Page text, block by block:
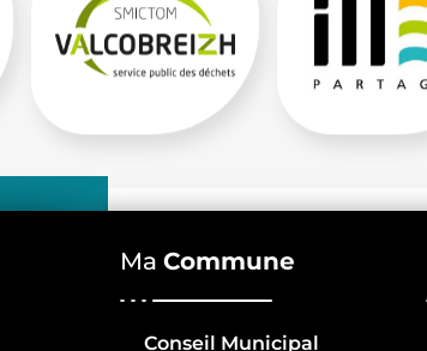
Ma Commune
Conseil Municipal